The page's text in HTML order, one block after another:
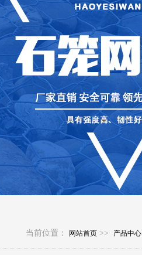
当前位置： 网站首页 >> 产品中心